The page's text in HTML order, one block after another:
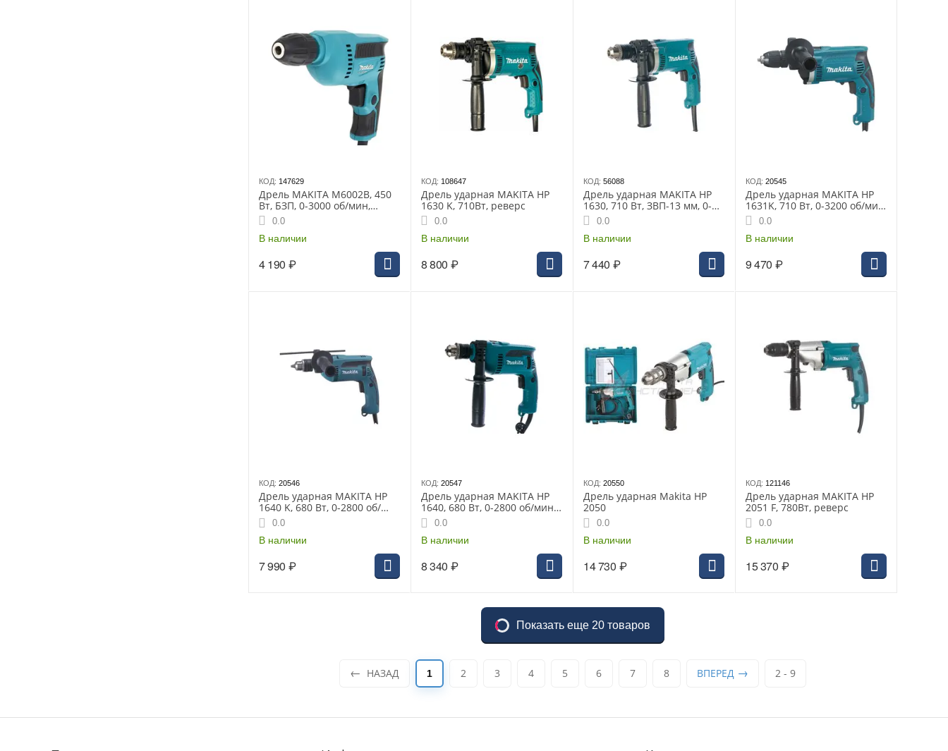
КОД: 147629
Дрель MAKITA M6002B, 450
Вт, БЗП, 0-3000 об/мин,
1скорость, 10 мм
0.0
В наличии
4 190 ₽
КОД: 108647
Дрель ударная MAKITA HP
1630 K, 710Вт, реверс
0.0
В наличии
8 800 ₽
КОД: 56088
Дрель ударная MAKITA HP
1630, 710 Вт, ЗВП-13 мм, 0-
3200 об\м, 2.1 кг, кор, AL
редуктор
0.0
В наличии
7 440 ₽
КОД: 20545
Дрель ударная MAKITA HP
1631K, 710 Вт, 0-3200 об/мин,
48000 уд/м, 1.9 кг, реверс
0.0
В наличии
9 470 ₽
КОД: 20546
Дрель ударная MAKITA HP
1640 K, 680 Вт, 0-2800 об/
мин, ЗВП-13мм, 1.8 кг, кейс
пласт.
0.0
В наличии
7 990 ₽
КОД: 20547
Дрель ударная MAKITA HP
1640, 680 Вт, 0-2800 об/мин,
ЗВП 13 мм, 1.8 кг, коробка
0.0
В наличии
8 340 ₽
КОД: 20550
Дрель ударная Makita HP
2050
0.0
В наличии
14 730 ₽
КОД: 121146
Дрель ударная MAKITA HP
2051 F, 780Вт, реверс
0.0
В наличии
15 370 ₽
Показать еще 20 товаров
НАЗАД 1 2 3 4 5 6 7 8 ВПЕРЕД 2 - 9